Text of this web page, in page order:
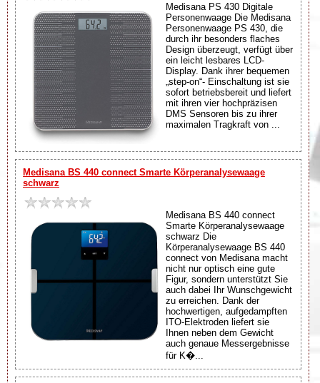
Medisana PS 430 Digitale
Personenwaage Die Medisana
Personenwaage PS 430, die
durch ihr besonders flaches
Design überzeugt, verfügt über
ein leicht lesbares LCD-
Display. Dank ihrer bequemen
„step-on“- Einschaltung ist sie
sofort betriebsbereit und liefert
mit ihren vier hochpräzisen
DMS Sensoren bis zu ihrer
maximalen Tragkraft von ...
Medisana BS 440 connect Smarte Körperanalysewaage
schwarz
Medisana BS 440 connect
Smarte Körperanalysewaage
schwarz Die
Körperanalysewaage BS 440
connect von Medisana macht
nicht nur optisch eine gute
Figur, sondern unterstützt Sie
auch dabei Ihr Wunschgewicht
zu erreichen. Dank der
hochwertigen, aufgedampften
ITO-Elektroden liefert sie
Ihnen neben dem Gewicht
auch genaue Messergebnisse
für K�...